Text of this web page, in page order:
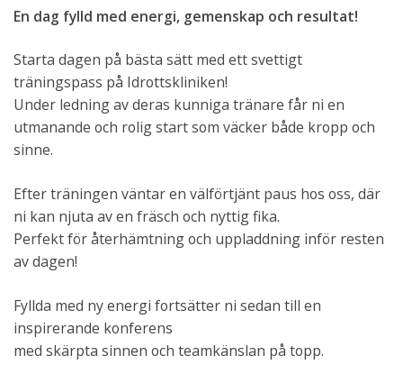
En dag fylld med energi, gemenskap och resultat!
Starta dagen på bästa sätt med ett svettigt
träningspass på Idrottskliniken!
Under ledning av deras kunniga tränare får ni en
utmanande och rolig start som väcker både kropp och
sinne.
Efter träningen väntar en välförtjänt paus hos oss, där
ni kan njuta av en fräsch och nyttig fika.
Perfekt för återhämtning och uppladdning inför resten
av dagen!
Fyllda med ny energi fortsätter ni sedan till en
inspirerande konferens
med skärpta sinnen och teamkänslan på topp.